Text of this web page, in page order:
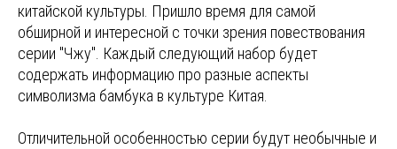
китайской культуры. Пришло время для самой
обширной и интересной с точки зрения повествования
серии "Чжу". Каждый следующий набор будет
содержать информацию про разные аспекты
символизма бамбука в культуре Китая.
Отличительной особенностью серии будут необычные и